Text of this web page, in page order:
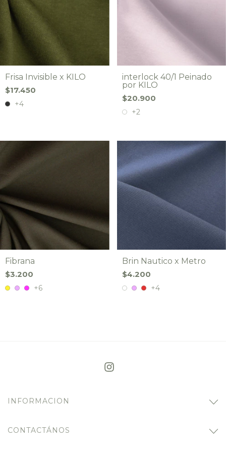
Frisa Invisible x KILO
$17.450
+4
interlock 40/1 Peinado
por KILO
$20.900
+2
Fibrana
$3.200
+6
Brin Nautico x Metro
$4.200
+4
INFORMACION
CONTACTÁNOS